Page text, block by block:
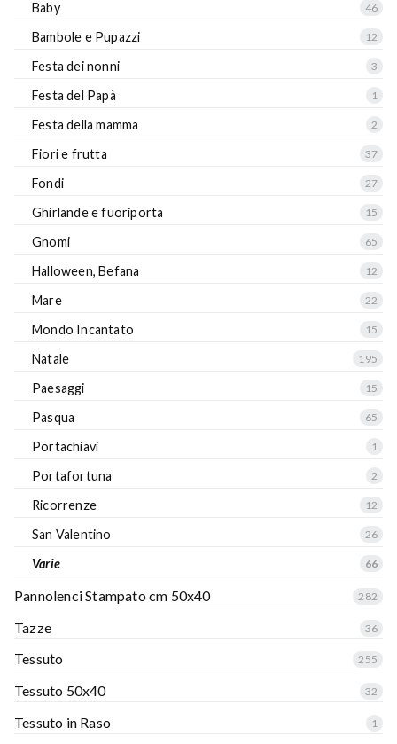
Baby 46
Bambole e Pupazzi 12
Festa dei nonni 3
Festa del Papà 1
Festa della mamma 2
Fiori e frutta 37
Fondi 27
Ghirlande e fuoriporta 15
Gnomi 65
Halloween, Befana 12
Mare 22
Mondo Incantato 15
Natale 195
Paesaggi 15
Pasqua 65
Portachiavi 1
Portafortuna 2
Ricorrenze 12
San Valentino 26
Varie 66
Pannolenci Stampato cm 50x40 282
Tazze 36
Tessuto 255
Tessuto 50x40 32
Tessuto in Raso 1